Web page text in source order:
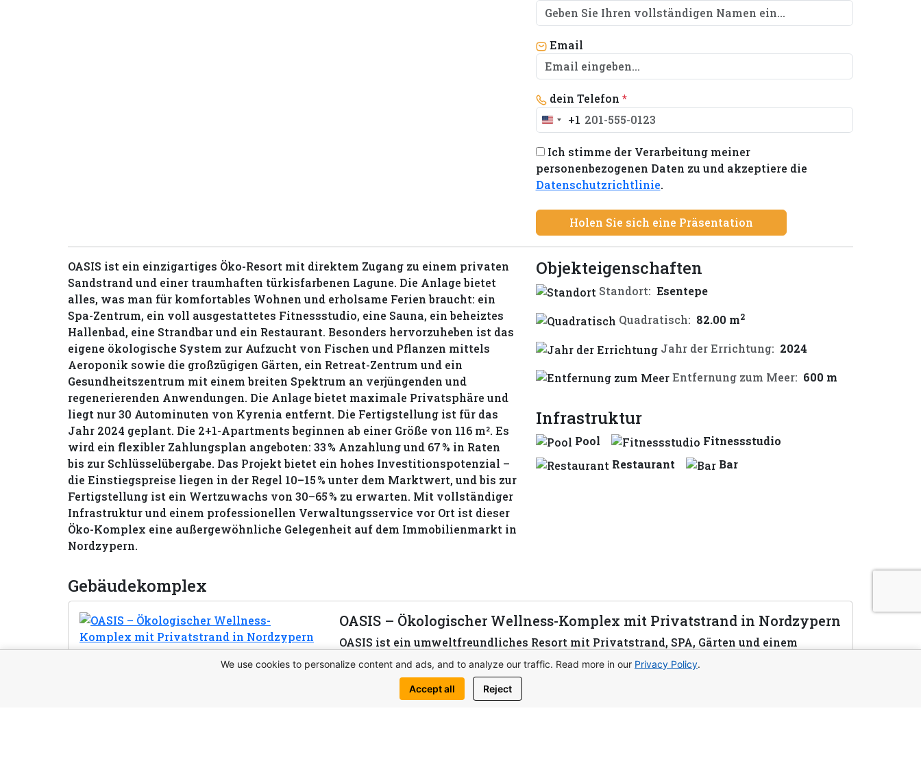
Email
dein Telefon *
United
+1
+1
Ich stimme der Verarbeitung meiner
personenbezogenen Daten zu und akzeptiere die
Datenschutzrichtlinie.
Holen Sie sich eine Präsentation
OASIS ist ein einzigartiges Öko-Resort mit direktem Zugang zu einem privaten
Sandstrand und einer traumhaften türkisfarbenen Lagune. Die Anlage bietet
alles, was man für komfortables Wohnen und erholsame Ferien braucht: ein
Spa-Zentrum, ein voll ausgestattetes Fitnessstudio, eine Sauna, ein beheiztes
Hallenbad, eine Strandbar und ein Restaurant. Besonders hervorzuheben ist das
eigene ökologische System zur Aufzucht von Fischen und Pflanzen mittels
Aeroponik sowie die großzügigen Gärten, ein Retreat-Zentrum und ein
Gesundheitszentrum mit einem breiten Spektrum an verjüngenden und
regenerierenden Anwendungen. Die Anlage bietet maximale Privatsphäre und
liegt nur 30 Autominuten von Kyrenia entfernt. Die Fertigstellung ist für das
Jahr 2024 geplant. Die 2+1-Apartments beginnen ab einer Größe von 116 m². Es
wird ein flexibler Zahlungsplan angeboten: 33 % Anzahlung und 67 % in Raten
bis zur Schlüsselübergabe. Das Projekt bietet ein hohes Investitionspotenzial –
die Einstiegspreise liegen in der Regel 10–15 % unter dem Marktwert, und bis zur
Fertigstellung ist ein Wertzuwachs von 30–65 % zu erwarten. Mit vollständiger
Infrastruktur und einem professionellen Verwaltungsservice vor Ort ist dieser
Öko-Komplex eine außergewöhnliche Gelegenheit auf dem Immobilienmarkt in
Nordzypern.
Objekteigenschaften
Standort: Esentepe
Quadratisch: 82.00 m2
Jahr der Errichtung: 2024
Entfernung zum Meer: 600 m
Infrastruktur
Pool
Fitnessstudio
Restaurant
Bar
Gebäudekomplex
OASIS – Ökologischer Wellness-Komplex mit Privatstrand in Nordzypern
OASIS ist ein umweltfreundliches Resort mit Privatstrand, SPA, Gärten und einem
Retreat-Zentrum – perfekt für gesundes Wohnen und kluge Investitionen.
View complex
We use cookies to personalize content and ads, and to analyze our traffic. Read more in our Privacy Policy.
Accept all Reject